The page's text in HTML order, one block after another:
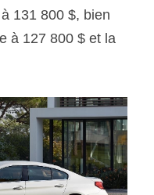
131 800 $, bien
à 127 800 $ et la